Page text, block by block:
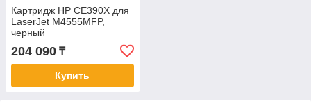
Картридж HP CE390X для
LaserJet M4555MFP,
черный
204 090 ₸
Купить